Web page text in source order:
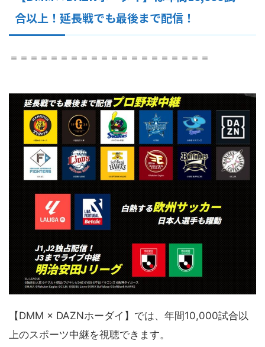
合以上！延長戦でも最後まで配信！
＝＝＝＝＝＝＝＝＝＝＝＝＝＝＝＝＝＝＝＝
【DMM × DAZNホーダイ】では、年間10,000試合以
上のスポーツ中継を視聴できます。